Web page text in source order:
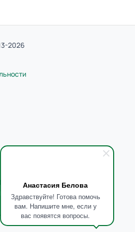
Анастасия Белова
Здравствуйте! Готова помочь
вам. Напишите мне, если у
вас появятся вопросы.
2026
д.629